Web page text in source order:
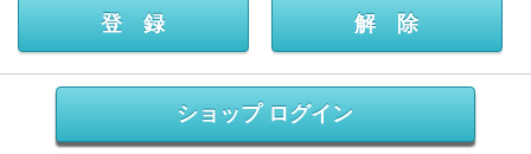
ショップ ログイン